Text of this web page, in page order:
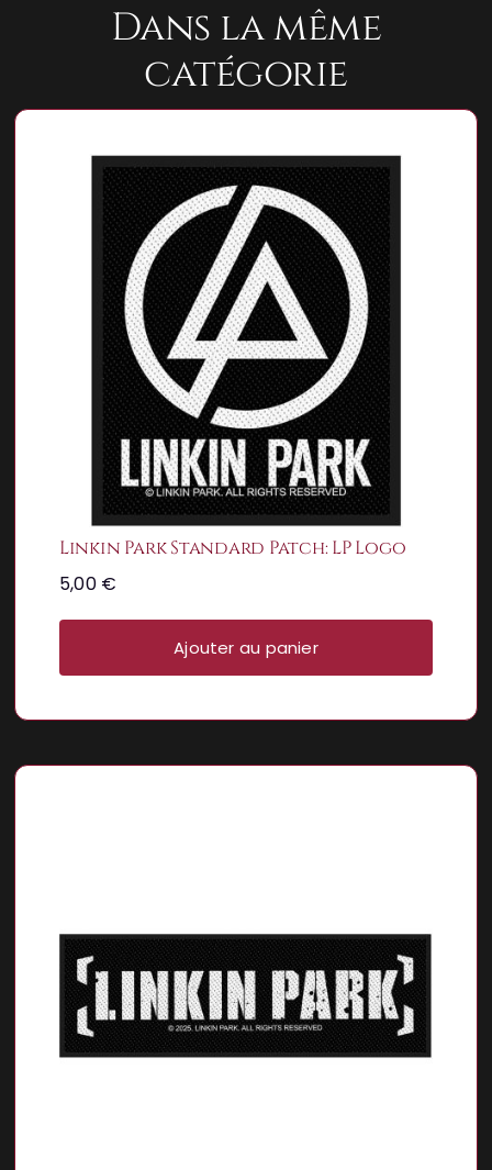
Dans la même
catégorie
Linkin Park Standard Patch: LP Logo
5,00 €
Ajouter au panier